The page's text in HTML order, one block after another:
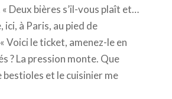
Deux bières s’il-vous plaît et…
ici, à Paris, au pied de
Voici le ticket, amenez-le en
? La pression monte. Que
bestioles et le cuisinier me